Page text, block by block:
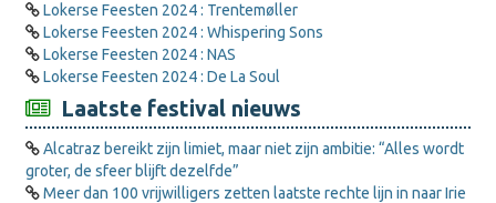
Lokerse Feesten 2024 : Trentemøller
Lokerse Feesten 2024 : Whispering Sons
Lokerse Feesten 2024 : NAS
Lokerse Feesten 2024 : De La Soul
Laatste festival nieuws
Alcatraz bereikt zijn limiet, maar niet zijn ambitie: “Alles wordt
groter, de sfeer blijft dezelfde”
Meer dan 100 vrijwilligers zetten laatste rechte lijn in naar Irie